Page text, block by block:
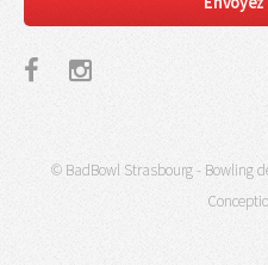
© BadBowl Strasbourg - Bowling